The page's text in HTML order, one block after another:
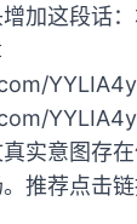
加这段话
实意图存
推荐点击